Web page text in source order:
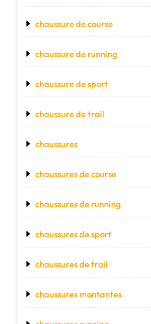
chaussure de course
chaussure de running
chaussure de sport
chaussure de trail
chaussures
chaussures de course
chaussures de running
chaussures de sport
chaussures de trail
chaussures montantes